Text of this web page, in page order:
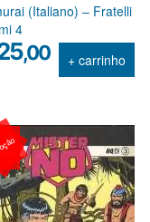
(Italiano) – Fratelli
4
,00 + carrinho